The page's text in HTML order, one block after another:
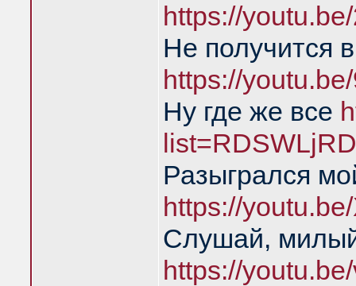
https://
Не получится
https://
Ну где же все
Разыгрался
https://
Слушай,
https://